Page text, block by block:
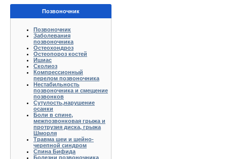
Позвоночник
Позвоночник
Заболевания
позвоночника
Остеохондроз
Остеопороз костей
Ишиас
Сколиоз
Компрессионный
перелом позвоночника
Нестабильность
позвоночника и смещение
позвонков
Сутулость,нарушение
осанки
Боли в спине,
межпозвонковая грыжа и
протрузия диска, грыжа
Шморля
Травма шеи и шейно-
черепной синдром
Спина Бифида
Болезни позвоночника